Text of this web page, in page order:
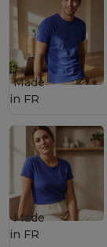
Made
in FR
Made
in FR